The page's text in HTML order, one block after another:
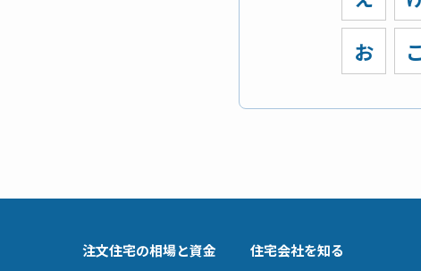
お
注文住宅の相場と資金 住宅会社を知る